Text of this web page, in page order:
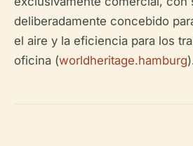
deliberadamente concebido
el aire y la eficiencia para los
oficina (worldheritage.hamburg